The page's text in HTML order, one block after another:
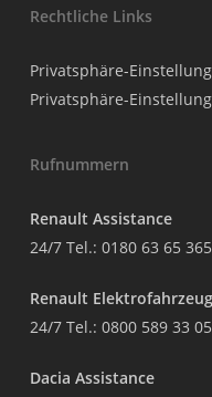
Rechtliche Links
Privatsphäre-
Privatsphäre-
Rufnummern
Renault Assistance
24/7 Tel.: 0180 63 65 365
Renault
24/7 Tel.: 0800 589 33 05
Dacia Assistance